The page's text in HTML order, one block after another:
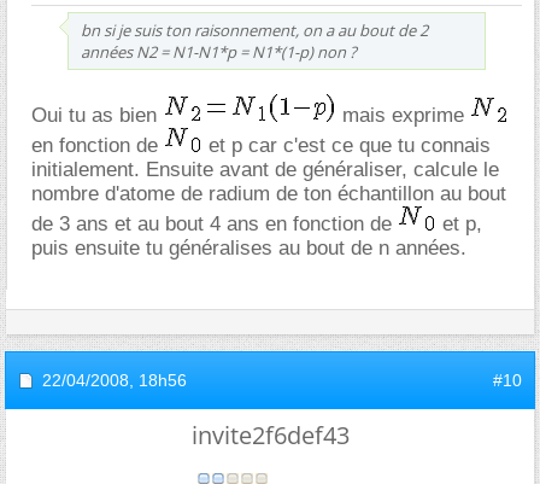
bn si je suis ton raisonnement, on a au bout de 2
années N2 = N1-N1*p = N1*(1-p) non ?
Oui tu as bien
mais exprime
en fonction de
et p car c'est ce que tu connais
initialement. Ensuite avant de généraliser, calcule le
nombre d'atome de radium de ton échantillon au bout
de 3 ans et au bout 4 ans en fonction de
et p,
puis ensuite tu généralises au bout de n années.
22/04/2008, 18h56 #10
invite2f6def43